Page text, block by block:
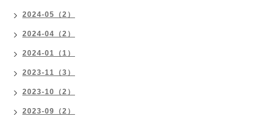
2024-05（2）
2024-04（2）
2024-01（1）
2023-11（3）
2023-10（2）
2023-09（2）